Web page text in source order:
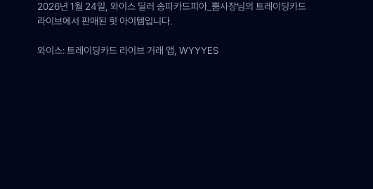
2026년 1월 24일, 와이스 딜러 송파카드피아_뿜사장님의 트레이딩카드
라이브에서 판매된 힛 아이템입니다.
와이스: 트레이딩카드 라이브 거래 앱, WYYYES